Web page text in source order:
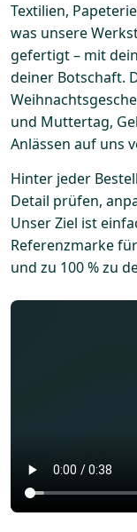
Textilien,
was unsere
gefertigt – mit
deiner Botschaft.
und Muttertag,
Anlässen auf uns
Hinter jeder
Detail prüfen,
Unser Ziel ist
Referenzmarke
und zu 100 % zu